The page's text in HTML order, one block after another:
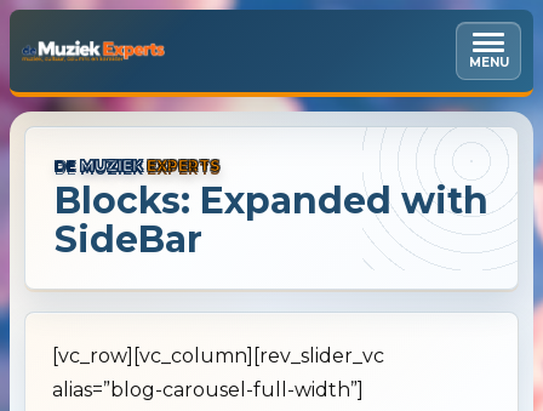
MENU
DE MUZIEK EXPERTS
Blocks: Expanded with
SideBar
[vc_row][vc_column][rev_slider_vc
alias=”blog-carousel-full-width”]